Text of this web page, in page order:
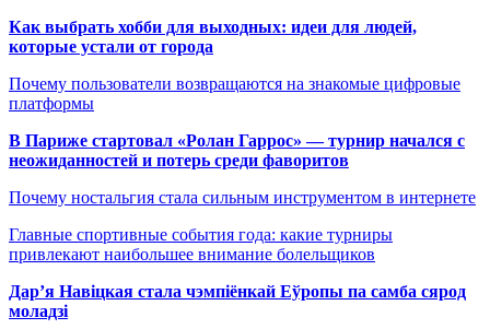
Как выбрать хобби для выходных: идеи для людей,
которые устали от города
Почему пользователи возвращаются на знакомые цифровые
платформы
В Париже стартовал «Ролан Гаррос» — турнир начался с
неожиданностей и потерь среди фаворитов
Почему ностальгия стала сильным инструментом в интернете
Главные спортивные события года: какие турниры
привлекают наибольшее внимание болельщиков
Дар’я Навіцкая стала чэмпіёнкай Еўропы па самба сярод
моладзі